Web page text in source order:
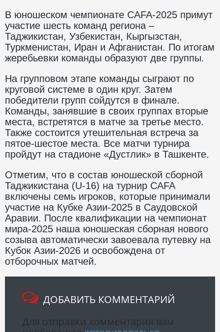
В юношеском чемпионате CAFA-2025 примут
участие шесть команд региона –
Таджикистан, Узбекистан, Кыргызстан,
Туркменистан, Иран и Афганистан. По итогам
жеребьевки команды образуют две группы.
На групповом этапе команды сыграют по
круговой системе в один круг. Затем
победители групп сойдутся в финале.
Команды, занявшие в своих группах вторые
места, встретятся в матче за третье место.
Также состоится утешительная встреча за
пятое-шестое места. Все матчи турнира
пройдут на стадионе «Дустлик» в Ташкенте.
Отметим, что в состав юношеской сборной
Таджикистана (U-16) на турнир CAFA
включены семь игроков, которые принимали
участие на Кубке Азии-2025 в Саудовской
Аравии. После квалификации на чемпионат
мира-2025 наша юношеская сборная нового
созыва автоматически завоевала путевку на
Кубок Азии-2026 и освобождена от
отборочных матчей.
ДОБАВИТЬ КОММЕНТАРИЙ